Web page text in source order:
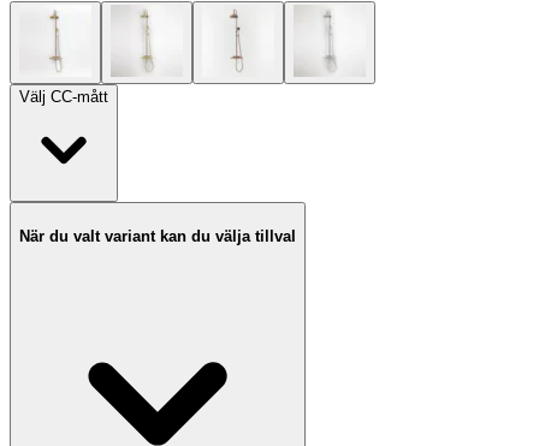
Välj CC-mått
När du valt variant kan du välja tillval